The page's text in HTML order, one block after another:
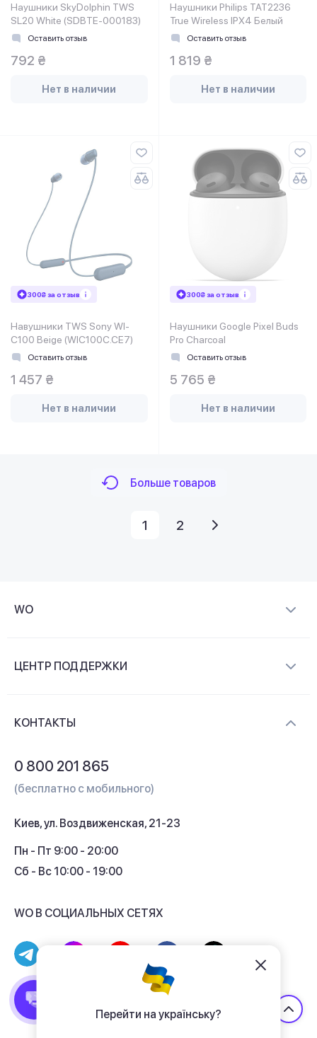
Перейти на українську?
Наушники SkyDolphin TWS
SL20 White (SDBTE-000183)
Оставить отзыв
792 ₴
Нет в наличии
Наушники Philips TAT2236
True Wireless IPX4 Белый
Оставить отзыв
1 819 ₴
Нет в наличии
300₴ за отзыв
Навушники TWS Sony WI-
C100 Beige (WIC100C.CE7)
Оставить отзыв
1 457 ₴
Нет в наличии
300₴ за отзыв
Наушники Google Pixel Buds
Pro Charcoal
Оставить отзыв
5 765 ₴
Нет в наличии
Больше товаров
1 2
WO
Контакты
ЦЕНТР ПОДДЕРЖКИ
Кэшбек
КОНТАКТЫ
0 800 201 865
(бесплатно с мобильного)
Киев, ул. Воздвиженская, 21-23
Пн - Пт 9:00 - 20:00
Сб - Вс 10:00 - 19:00
WO В СОЦИАЛЬНЫХ СЕТЯХ
Договор публичной оферты
Политика конфиденциальности